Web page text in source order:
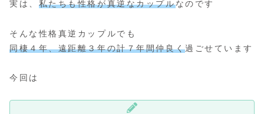
実は、 私たちも性格が真逆なカップルなのです
そんな性格真逆カップルでも
同棲４年、遠距離３年の計７年間仲良く過ごせています
今回は